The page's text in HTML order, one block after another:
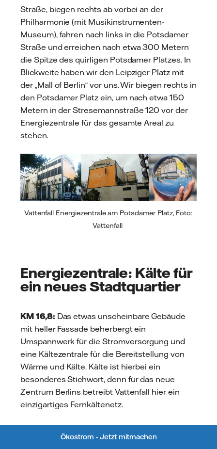
Straße, biegen rechts ab vorbei an der
Philharmonie (mit Musikinstrumenten-
Museum), fahren nach links in die Potsdamer
Straße und erreichen nach etwa 300 Metern
die Spitze des quirligen Potsdamer Platzes. In
Blickweite haben wir den Leipziger Platz mit
der „Mall of Berlin“ vor uns. Wir biegen rechts in
den Potsdamer Platz ein, um nach etwa 150
Metern in der Stresemannstraße 120 vor der
Energiezentrale für das gesamte Areal zu
stehen.
Vattenfall Energiezentrale am Potsdamer Platz, Foto:
Vattenfall
Energiezentrale: Kälte für
ein neues Stadtquartier
KM 16,8: Das etwas unscheinbare Gebäude
mit heller Fassade beherbergt ein
Umspannwerk für die Stromversorgung und
eine Kältezentrale für die Bereitstellung von
Wärme und Kälte. Kälte ist hierbei ein
besonderes Stichwort, denn für das neue
Zentrum Berlins betreibt Vattenfall hier ein
einzigartiges Fernkältenetz.
Niederkirchnerstraße vorbei an Martin-
Ökostrom - Jetzt mitmachen